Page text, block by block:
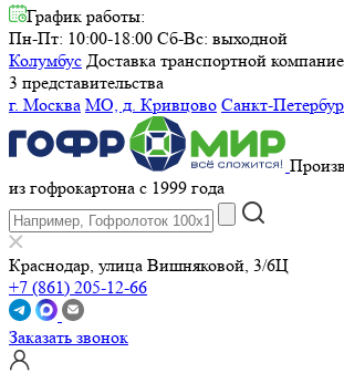
График работы:
Пн-Пт: 10:00-18:00 Сб-Вс: выходной
Колумбус Доставка транспортной
3 представительства
г. Москва МО, д. Кривцово Санкт-
из гофрокартона с 1999 года
Краснодар, улица Вишняковой, 3/6Ц
+7 (861) 205-12-66
Заказать звонок